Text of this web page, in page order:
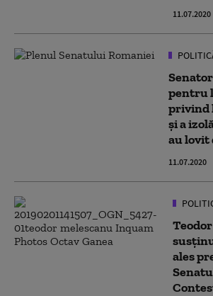
11.07.2020
pentru
privind
și a
au lovit
11.07.2020
ales